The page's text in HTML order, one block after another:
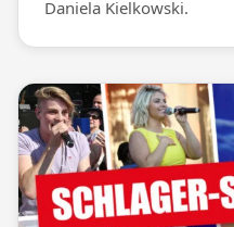
Daniela Kielkowski.